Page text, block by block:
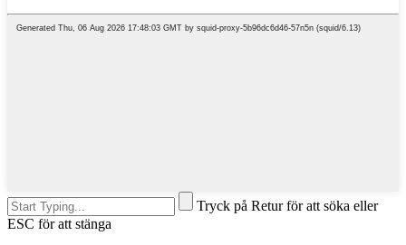
Tryck på Retur för att söka eller
ESC för att stänga